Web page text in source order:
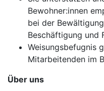
Bewohner:innen
bei der
Beschäftigung und
Weisungsbefugnis
Mitarbeitenden im
Über uns